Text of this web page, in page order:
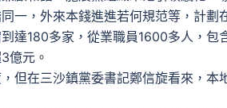
一，外來本錢進進若何規范等，計劃
180多家，從業職員1600多人，包
億元。
在三沙鎮黨委書記鄭信旋看來，本